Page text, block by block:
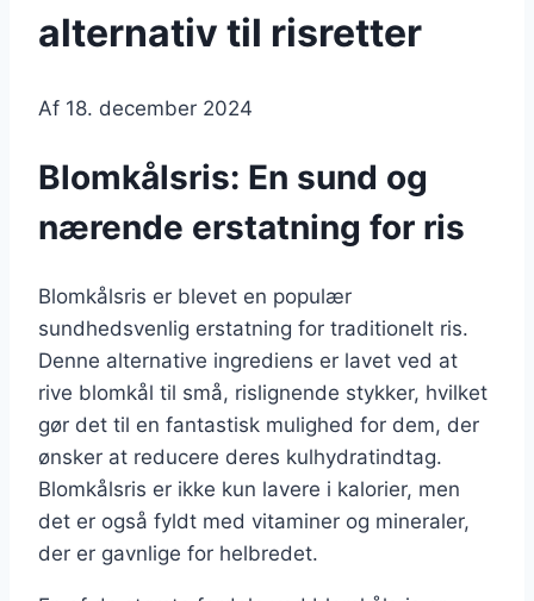
alternativ til risretter
Af 18. december 2024
Blomkålsris: En sund og
nærende erstatning for ris
Blomkålsris er blevet en populær
sundhedsvenlig erstatning for traditionelt ris.
Denne alternative ingrediens er lavet ved at
rive blomkål til små, rislignende stykker, hvilket
gør det til en fantastisk mulighed for dem, der
ønsker at reducere deres kulhydratindtag.
Blomkålsris er ikke kun lavere i kalorier, men
det er også fyldt med vitaminer og mineraler,
der er gavnlige for helbredet.